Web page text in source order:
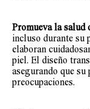
Promueva la salud
incluso durante su
elaboran
piel. El diseño
asegurando que su
preocupaciones.